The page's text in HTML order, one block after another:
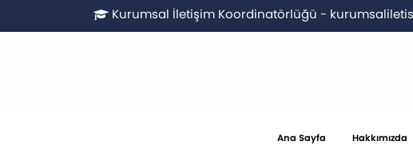
Kurumsal İletişim Koordinatörlüğü -
Ana Sayfa Hakkımızda